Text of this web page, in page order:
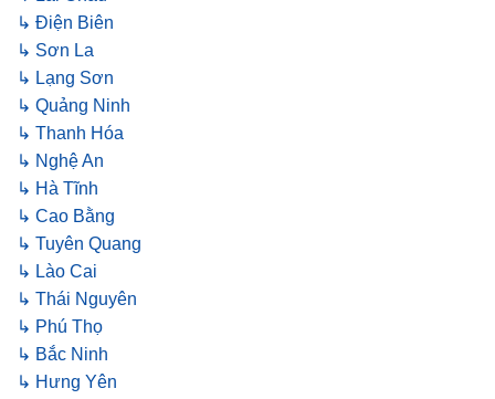
↳ Điện Biên
↳ Sơn La
↳ Lạng Sơn
↳ Quảng Ninh
↳ Thanh Hóa
↳ Nghệ An
↳ Hà Tĩnh
↳ Cao Bằng
↳ Tuyên Quang
↳ Lào Cai
↳ Thái Nguyên
↳ Phú Thọ
↳ Bắc Ninh
↳ Hưng Yên